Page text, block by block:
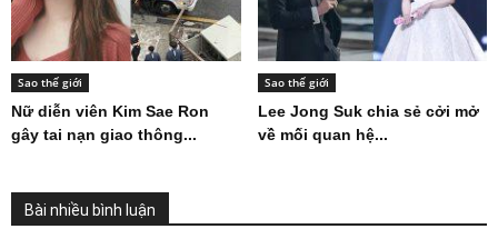
Sao thế giới
Nữ diễn viên Kim Sae Ron
gây tai nạn giao thông...
Sao thế giới
Lee Jong Suk chia sẻ cởi mở
về mối quan hệ...
Bài nhiều bình luận